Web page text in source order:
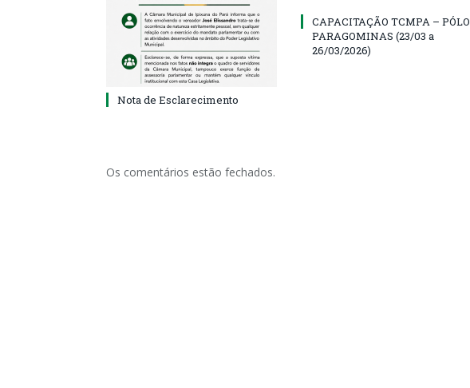
Nota de Esclarecimento
CAPACITAÇÃO TCMPA – PÓLO
PARAGOMINAS (23/03 a
26/03/2026)
Os comentários estão fechados.